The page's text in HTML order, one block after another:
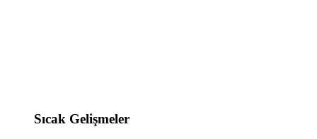
Sıcak Gelişmeler